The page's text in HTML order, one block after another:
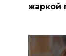
жаркой